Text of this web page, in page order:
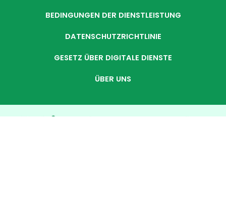
BEDINGUNGEN DER DIENSTLEISTUNG
DATENSCHUTZRICHTLINIE
GESETZ ÜBER DIGITALE DIENSTE
ÜBER UNS